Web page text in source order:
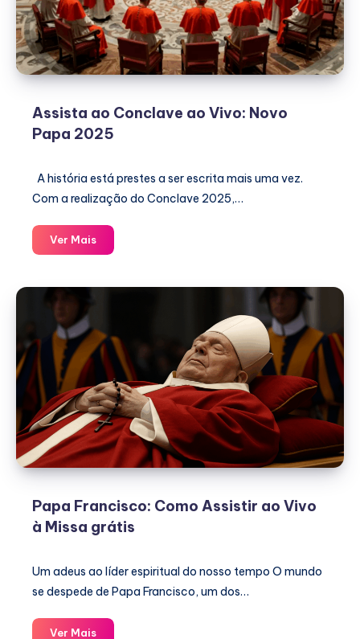
Assista ao Conclave ao Vivo: Novo
Papa 2025
A história está prestes a ser escrita mais uma vez.
Com a realização do Conclave 2025,…
Ver MaisAssista
ao
Novo
Papa
2025
Papa Francisco: Como Assistir ao Vivo
à Missa grátis
Um adeus ao líder espiritual do nosso tempo O mundo
se despede de Papa Francisco, um dos…
Ver MaisPapa